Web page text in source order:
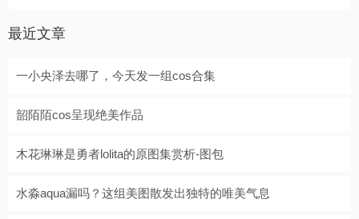
最近文章
一小央泽去哪了，今天发一组cos合集
韶陌陌cos呈现绝美作品
木花琳琳是勇者lolita的原图集赏析-图包
水淼aqua漏吗？这组美图散发出独特的唯美气息